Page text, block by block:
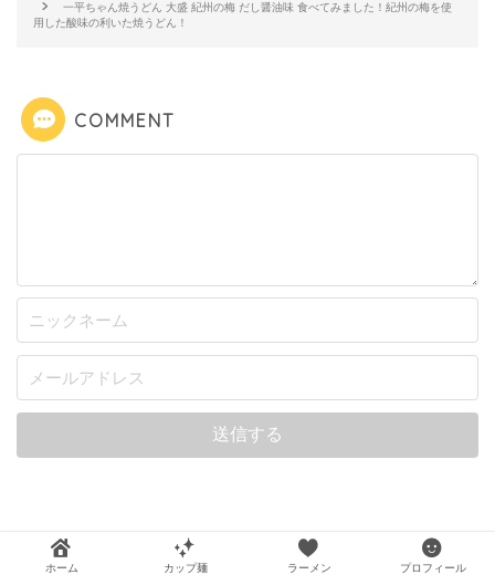
一平ちゃん焼うどん 大盛 紀州の梅 だし醤油味 食べてみました！紀州の梅を使
用した酸味の利いた焼うどん！
COMMENT
ホーム カップ麺 ラーメン プロフィール